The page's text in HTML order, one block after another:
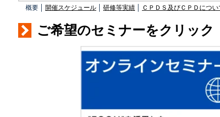
概要 │ 開催スケジュール 研修等実績 ＣＰＤＳ及びＣＰＤにつ
ご希望のセミナーをクリック